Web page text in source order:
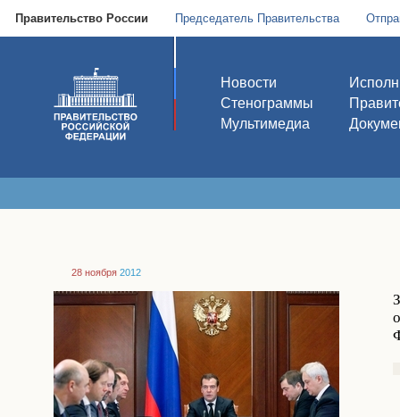
Правительство России Председатель Правительства
Новости
Стенограммы
Мультимедиа
28 ноября 2012